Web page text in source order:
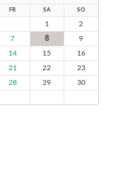
FR SA SO
1
2
7 8
9
14 15
16
21 22
23
28 29
30